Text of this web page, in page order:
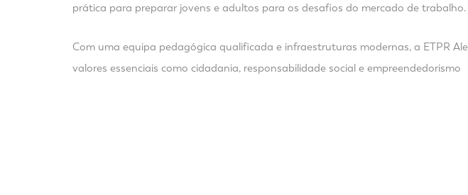
prática para preparar jovens e adultos para os desafios do mercado de trabalho.
Com uma equipa pedagógica qualificada e infraestruturas modernas, a ETPR
valores essenciais como cidadania, responsabilidade social e empreendedorismo